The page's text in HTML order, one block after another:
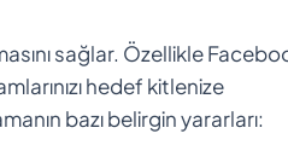
sağlar. Özellikle
hedef kitlenize
bazı belirgin yararları: